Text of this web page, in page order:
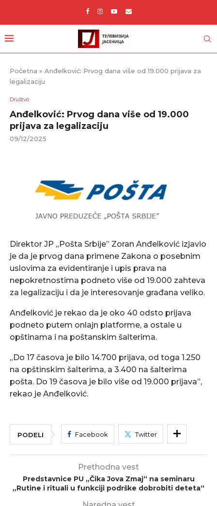
Početna » Anđelković: Prvog dana više od 19.000 prijava za
legalizaciju
Društvo
Anđelković: Prvog dana više od 19.000
prijava za legalizaciju
09/12/2025
Direktor JP „Pošta Srbije” Zoran Anđelković izjavio
je da je prvog dana primene Zakona o posebnim
uslovima za evidentiranje i upis prava na
nepokretnostima podneto više od 19.000 zahteva
za legalizaciju i da je interesovanje građana veliko.
Anđelković je rekao da je oko 40 odsto prijava
podneto putem onlajn platforme, a ostale u
opštinama i na poštanskim šalterima.
„Do 17 časova je bilo 14.700 prijava, od toga 1.250
na opštinskim šalterima, a 3.400 na šalterima
pošta. Do 19 časova je bilo više od 19.000 prijava”,
rekao je Anđelković.
PODELI Facebook Twitter
Prethodna vest
Predstavnice PU „Čika Jova Zmaj“ na seminaru
„Rutine i rituali u funkciji podrške dobrobiti deteta“